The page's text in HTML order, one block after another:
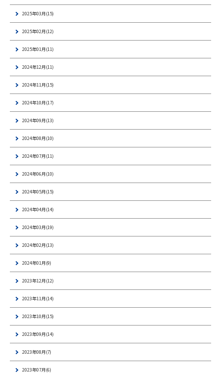
2025年03月(15)
2025年02月(12)
2025年01月(11)
2024年12月(11)
2024年11月(15)
2024年10月(17)
2024年09月(13)
2024年08月(10)
2024年07月(11)
2024年06月(10)
2024年05月(15)
2024年04月(14)
2024年03月(19)
2024年02月(13)
2024年01月(9)
2023年12月(12)
2023年11月(14)
2023年10月(15)
2023年09月(14)
2023年08月(7)
2023年07月(6)